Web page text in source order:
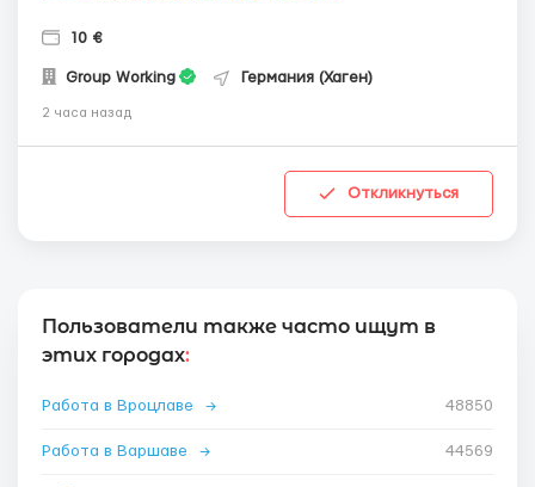
10 €
Group Working Германия (Хаген)
2 часа назад
Откликнуться
Пользователи также часто ищут в
этих городах:
Работа в Вроцлаве → 48850
Работа в Варшаве → 44569